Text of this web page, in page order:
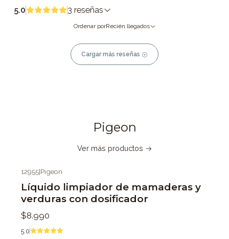
5.0 3 reseñas
Ordenar porRecién llegados
Cargar más reseñas
Pigeon
Ver más productos
12955|Pigeon
Líquido limpiador de mamaderas y
verduras con dosificador
$8.990
5.0